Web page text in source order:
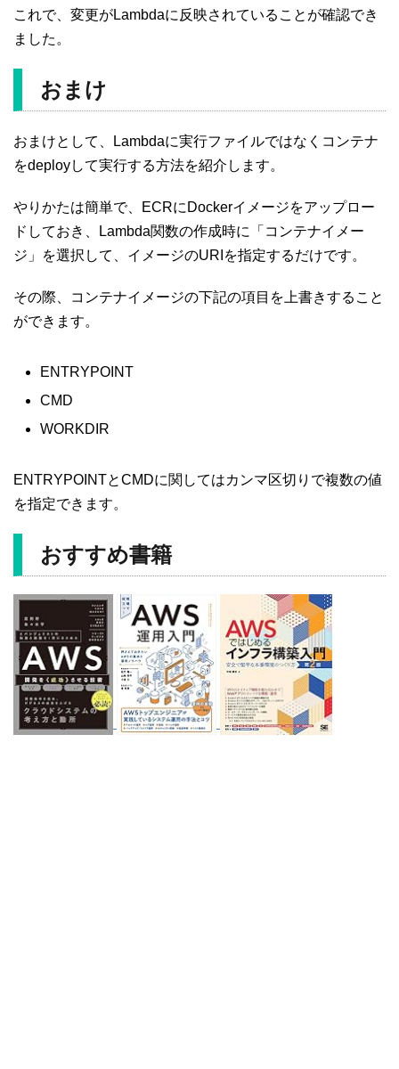
これで、変更がLambdaに反映されていることが確認でき
ました。
おまけ
おまけとして、Lambdaに実行ファイルではなくコンテナ
をdeployして実行する方法を紹介します。
やりかたは簡単で、ECRにDockerイメージをアップロー
ドしておき、Lambda関数の作成時に「コンテナイメー
ジ」を選択して、イメージのURIを指定するだけです。
その際、コンテナイメージの下記の項目を上書きすること
ができます。
ENTRYPOINT
CMD
WORKDIR
ENTRYPOINTとCMDに関してはカンマ区切りで複数の値
を指定できます。
おすすめ書籍